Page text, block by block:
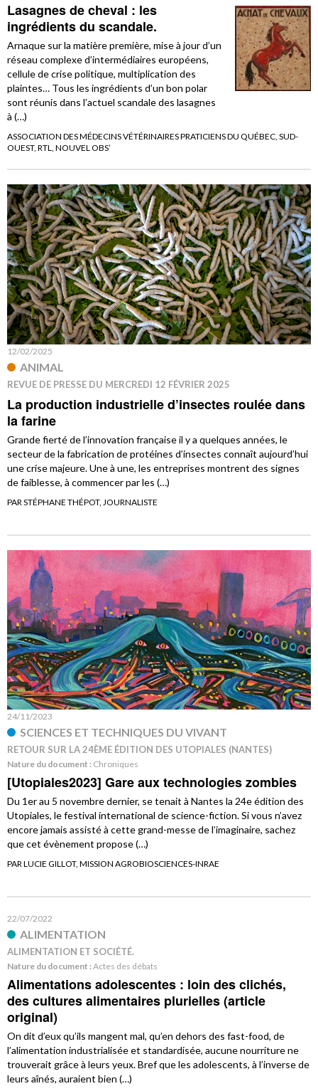
Lasagnes de cheval : les
ingrédients du scandale.
Arnaque sur la matière première, mise à jour d’un
réseau complexe d’intermédiaires européens,
cellule de crise politique, multiplication des
plaintes… Tous les ingrédients d’un bon polar
sont réunis dans l’actuel scandale des lasagnes
à (…)
ASSOCIATION DES MÉDECINS VÉTÉRINAIRES PRATICIENS DU QUÉBEC, SUD-
OUEST, RTL, NOUVEL OBS’
12/02/2025
ANIMAL
REVUE DE PRESSE DU MERCREDI 12 FÉVRIER 2025
La production industrielle d’insectes roulée dans
la farine
Grande fierté de l’innovation française il y a quelques années, le
secteur de la fabrication de protéines d’insectes connaît aujourd’hui
une crise majeure. Une à une, les entreprises montrent des signes
de faiblesse, à commencer par les (…)
PAR STÉPHANE THÉPOT, JOURNALISTE
24/11/2023
SCIENCES ET TECHNIQUES DU VIVANT
RETOUR SUR LA 24ÈME ÉDITION DES UTOPIALES (NANTES)
Nature du document : Chroniques
[Utopiales2023] Gare aux technologies zombies
Du 1er au 5 novembre dernier, se tenait à Nantes la 24e édition des
Utopiales, le festival international de science-fiction. Si vous n’avez
encore jamais assisté à cette grand-messe de l’imaginaire, sachez
que cet évènement propose (…)
PAR LUCIE GILLOT, MISSION AGROBIOSCIENCES-INRAE
22/07/2022
ALIMENTATION
ALIMENTATION ET SOCIÉTÉ.
Nature du document :Actes des débats
Alimentations adolescentes : loin des clichés,
des cultures alimentaires plurielles (article
original)
On dit d’eux qu’ils mangent mal, qu’en dehors des fast-food, de
l’alimentation industrialisée et standardisée, aucune nourriture ne
trouverait grâce à leurs yeux. Bref que les adolescents, à l’inverse de
leurs aînés, auraient bien (…)